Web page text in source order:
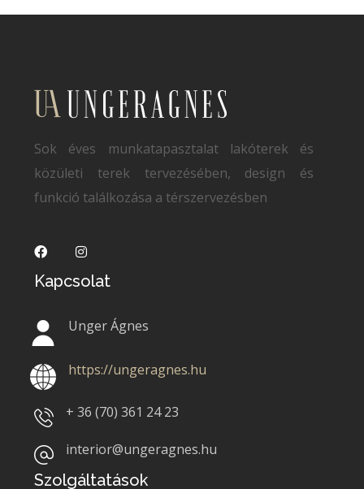
Sok éves munkatapasztalat lakóterek és
közületi terek tervezésében, design és
funkció találkozása a térszervezésben
Kapcsolat
Unger Ágnes
https://ungeragnes.hu
+ 36 (70)361 24 23
interior@ungeragnes.hu
Szolgáltatások